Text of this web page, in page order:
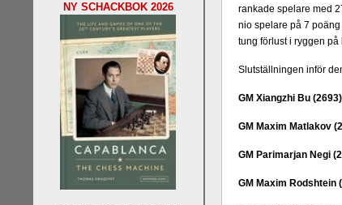
NY SCHACKBOK 2026
rankade spelare med
nio spelare på 7
tung förlust i ryggen på
Slutställningen inför
GM Xiangzhi Bu
GM Maxim Matlakov
GM Parimarjan Negi
GM Maxim Rodshtein